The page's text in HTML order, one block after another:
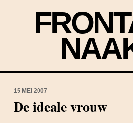
15 MEI 2007
De ideale vrouw